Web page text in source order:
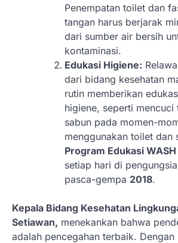
Penempatan toilet dan
tangan harus berjarak
dari sumber air bersih
kontaminasi.
Edukasi Higiene:
dari bidang kesehatan
rutin memberikan
higiene, seperti mencuci
sabun pada momen-
menggunakan toilet dan
Program Edukasi WASH
setiap hari di
pasca-gempa 2018.
Kepala Bidang Kesehatan
Setiawan, menekankan bahwa
adalah pencegahan terbaik. Dengan